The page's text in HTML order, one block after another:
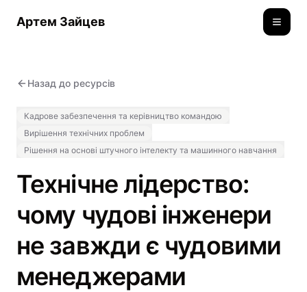
Артем Зайцев
Назад до ресурсів
Кадрове забезпечення та керівництво командою
Вирішення технічних проблем
Рішення на основі штучного інтелекту та машинного навчання
Технічне лідерство:
чому чудові інженери
не завжди є чудовими
менеджерами